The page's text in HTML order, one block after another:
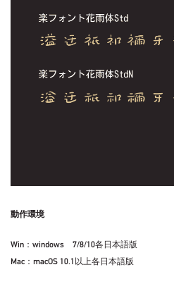
動作環境
Win：windows 7/8/10各日本語版
Mac：macOS 10.1以上各日本語版